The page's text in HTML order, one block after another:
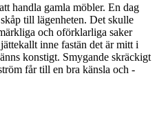
handla gamla möbler. En dag
till lägenheten. Det skulle
och oförklarliga saker
inne fastän det är mitt i
konstigt. Smygande skräckigt
får till en bra känsla och